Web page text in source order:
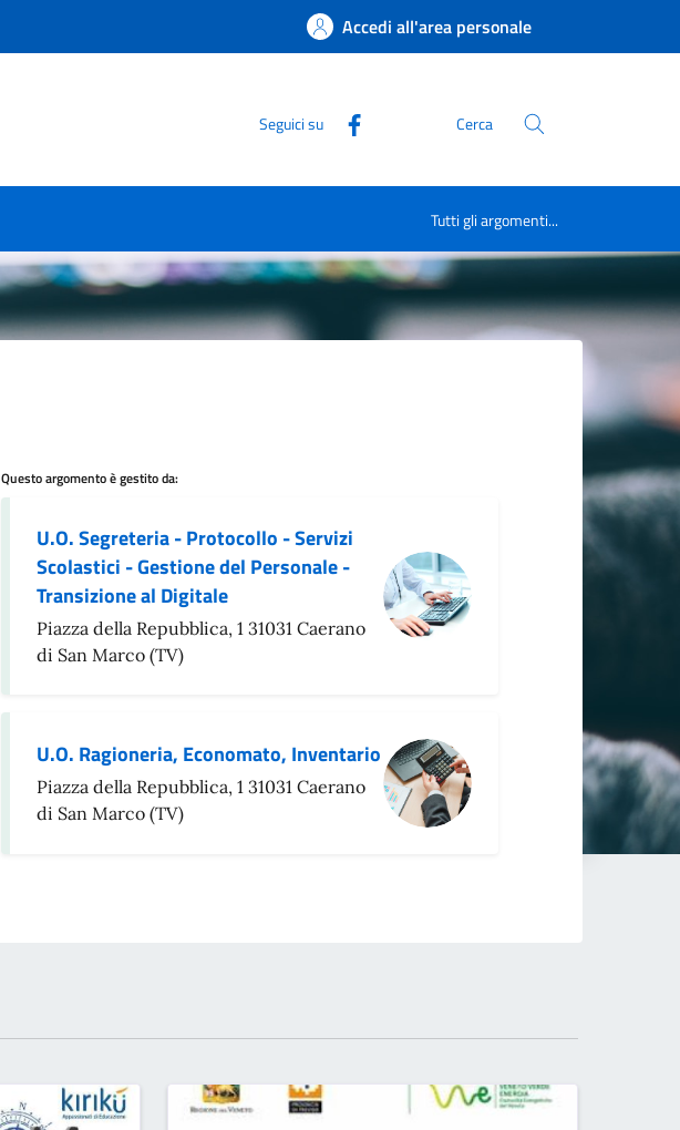
Accedi all'area personale
Seguici su Cerca
Tutti gli argomenti...
Questo argomento è gestito da:
U.O. Segreteria - Protocollo - Servizi
Scolastici - Gestione del Personale -
Transizione al Digitale
Piazza della Repubblica, 1 31031 Caerano
di San Marco (TV)
U.O. Ragioneria, Economato, Inventario
Piazza della Repubblica, 1 31031 Caerano
di San Marco (TV)